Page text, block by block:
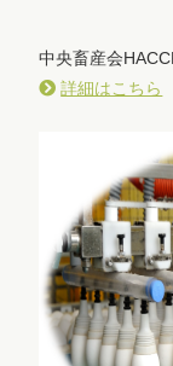
中央畜産会
詳細はこちら